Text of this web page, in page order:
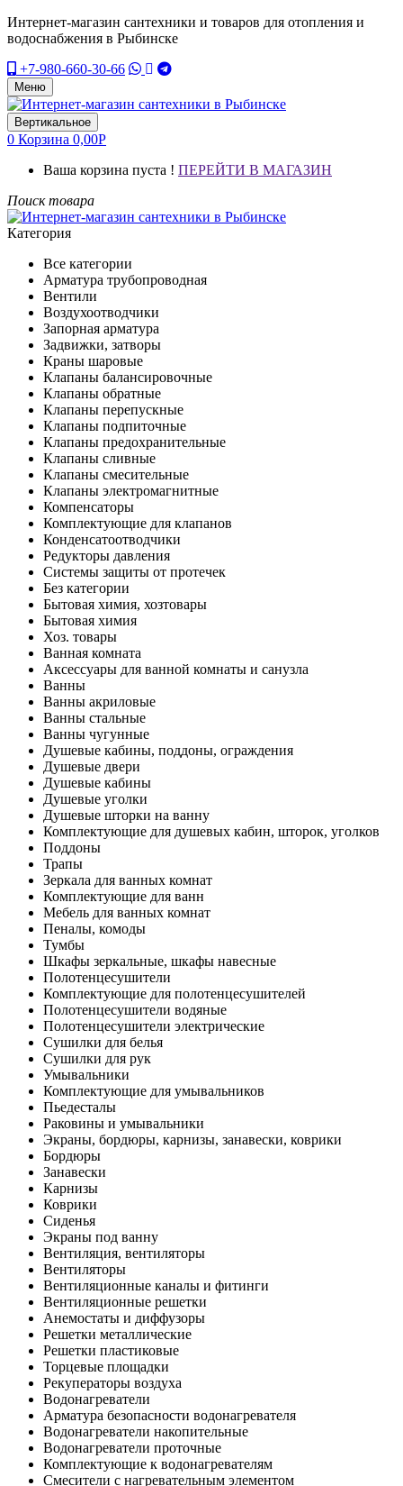
Интернет-магазин сантехники и товаров для отопления и
водоснабжения в Рыбинске
+7-980-660-30-66
Меню
Вертикальное
0 Корзина 0,00Р
Ваша корзина пуста ! ПЕРЕЙТИ В МАГАЗИН
Поиск товара
Категория
Все категории
Арматура трубопроводная
Вентили
Воздухоотводчики
Запорная арматура
Задвижки, затворы
Краны шаровые
Клапаны балансировочные
Клапаны обратные
Клапаны перепускные
Клапаны подпиточные
Клапаны предохранительные
Клапаны сливные
Клапаны смесительные
Клапаны электромагнитные
Компенсаторы
Комплектующие для клапанов
Конденсатоотводчики
Редукторы давления
Системы защиты от протечек
Без категории
Бытовая химия, хозтовары
Бытовая химия
Хоз. товары
Ванная комната
Аксессуары для ванной комнаты и санузла
Ванны
Ванны акриловые
Ванны стальные
Ванны чугунные
Душевые кабины, поддоны, ограждения
Душевые двери
Душевые кабины
Душевые уголки
Душевые шторки на ванну
Комплектующие для душевых кабин, шторок, уголков
Поддоны
Трапы
Зеркала для ванных комнат
Комплектующие для ванн
Мебель для ванных комнат
Пеналы, комоды
Тумбы
Шкафы зеркальные, шкафы навесные
Полотенцесушители
Комплектующие для полотенцесушителей
Полотенцесушители водяные
Полотенцесушители электрические
Сушилки для белья
Сушилки для рук
Умывальники
Комплектующие для умывальников
Пьедесталы
Раковины и умывальники
Экраны, бордюры, карнизы, занавески, коврики
Бордюры
Занавески
Карнизы
Коврики
Сиденья
Экраны под ванну
Вентиляция, вентиляторы
Вентиляторы
Вентиляционные каналы и фитинги
Вентиляционные решетки
Анемостаты и диффузоры
Решетки металлические
Решетки пластиковые
Торцевые площадки
Рекуператоры воздуха
Водонагреватели
Арматура безопасности водонагревателя
Водонагреватели накопительные
Водонагреватели проточные
Комплектующие к водонагревателям
Смесители с нагревательным элементом